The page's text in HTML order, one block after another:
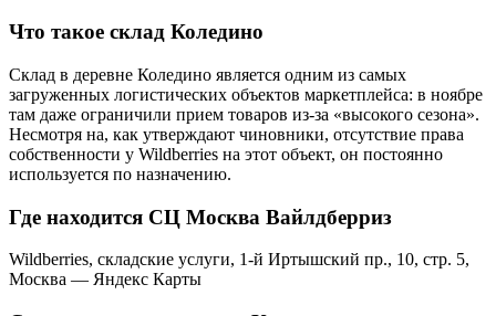
Что такое склад Коледино
Склад в деревне Коледино является одним из самых
загруженных логистических объектов маркетплейса: в ноябре
там даже ограничили прием товаров из-за «высокого сезона».
Несмотря на, как утверждают чиновники, отсутствие права
собственности у Wildberries на этот объект, он постоянно
используется по назначению.
Где находится СЦ Москва Вайлдберриз
Wildberries, складские услуги, 1-й Иртышский пр., 10, стр. 5,
Москва — Яндекс Карты